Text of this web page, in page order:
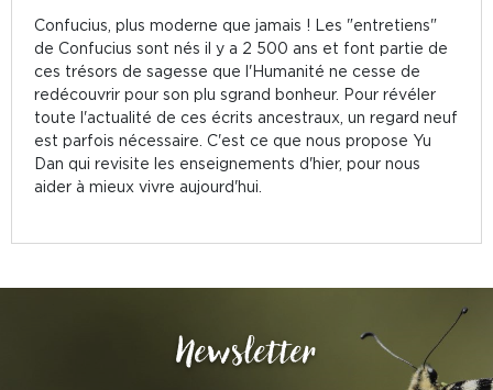
Confucius, plus moderne que jamais ! Les "entretiens"
de Confucius sont nés il y a 2 500 ans et font partie de
ces trésors de sagesse que l'Humanité ne cesse de
redécouvrir pour son plu sgrand bonheur. Pour révéler
toute l'actualité de ces écrits ancestraux, un regard neuf
est parfois nécessaire. C'est ce que nous propose Yu
Dan qui revisite les enseignements d'hier, pour nous
aider à mieux vivre aujourd'hui.
Newsletter